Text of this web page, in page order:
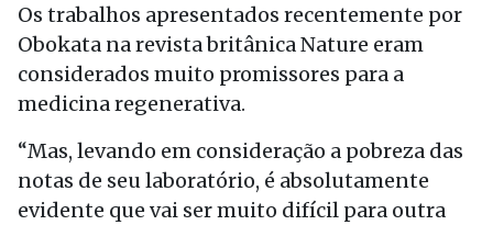
Os trabalhos apresentados recentemente por
Obokata na revista britânica Nature eram
considerados muito promissores para a
medicina regenerativa.
“Mas, levando em consideração a pobreza das
notas de seu laboratório, é absolutamente
evidente que vai ser muito difícil para outra